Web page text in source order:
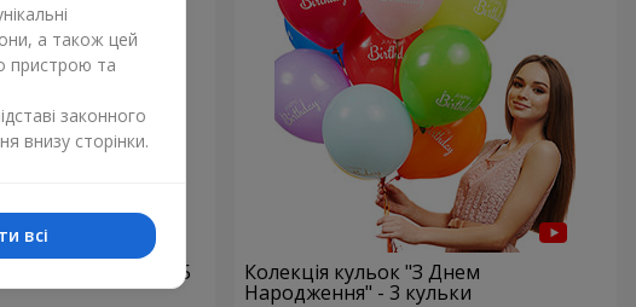
"Коханій Матусі!" - 5 Колекція кульок "З Днем
Народження" - 3 кульки
а також цей
пристрою та
законного
внизу сторінки.
всі